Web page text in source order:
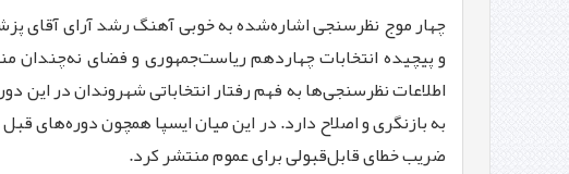
و پیچیده انتخابات چهاردهم ریاست‌جمهوری و فضای نه‌چندان
اطلاعات نظرسنجی‌ها به فهم رفتار انتخاباتی شهروندان در
ضریب خطای قابل‌قبولی برای عموم منتشر کرد.